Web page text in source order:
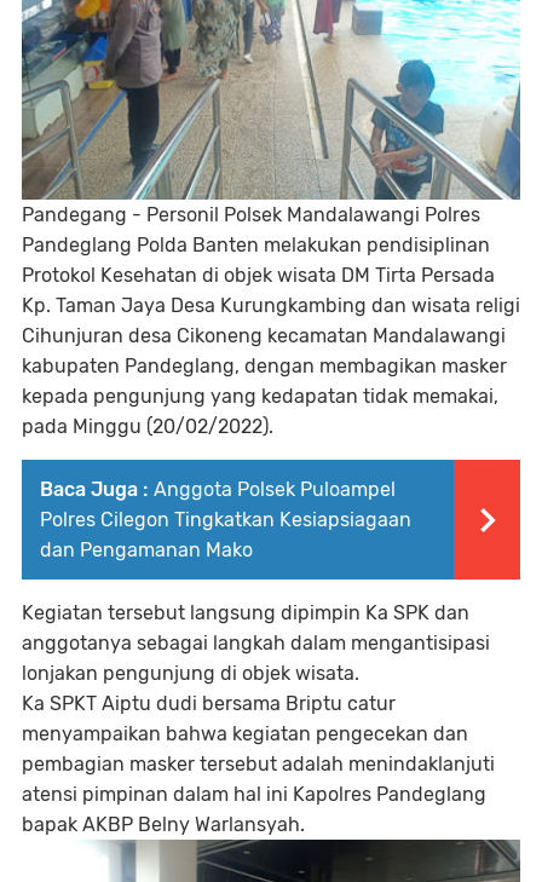
Pandegang - Personil Polsek Mandalawangi Polres
Pandeglang Polda Banten melakukan pendisiplinan
Protokol Kesehatan di objek wisata DM Tirta Persada
Kp. Taman Jaya Desa Kurungkambing dan wisata religi
Cihunjuran desa Cikoneng kecamatan Mandalawangi
kabupaten Pandeglang, dengan membagikan masker
kepada pengunjung yang kedapatan tidak memakai,
pada Minggu (20/02/2022).
Baca Juga : Anggota Polsek Puloampel
Polres Cilegon Tingkatkan Kesiapsiagaan
dan Pengamanan Mako
Kegiatan tersebut langsung dipimpin Ka SPK dan
anggotanya sebagai langkah dalam mengantisipasi
lonjakan pengunjung di objek wisata.
Ka SPKT Aiptu dudi bersama Briptu catur
menyampaikan bahwa kegiatan pengecekan dan
pembagian masker tersebut adalah menindaklanjuti
atensi pimpinan dalam hal ini Kapolres Pandeglang
bapak AKBP Belny Warlansyah.